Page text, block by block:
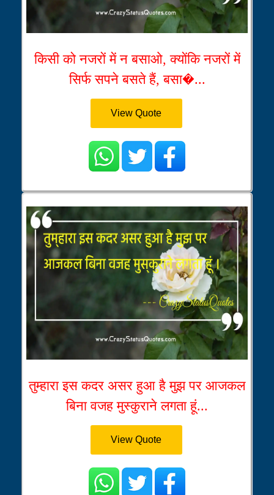
किसी को नजरों में न बसाओ, क्योंकि नजरों में
सिर्फ सपने बसते हैं, बसा�...
View Quote
तुम्हारा इस कदर असर हुआ है मुझ पर आजकल
बिना वजह मुस्कुराने लगता हूं...
View Quote